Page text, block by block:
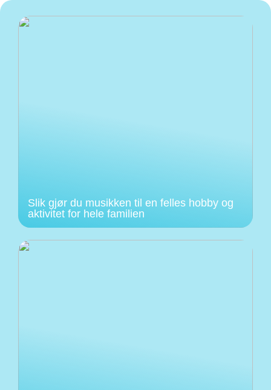
Slik gjør du musikken til en felles hobby og
aktivitet for hele familien